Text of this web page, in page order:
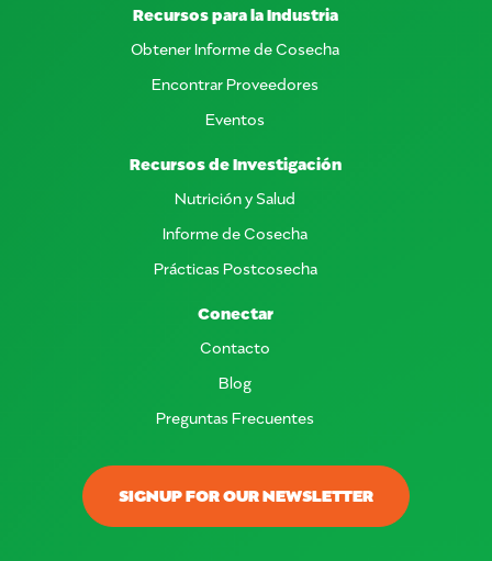
SIGNUP FOR OUR NEWSLETTER
Recursos para la Industria
Obtener Informe de Cosecha
Encontrar Proveedores
Eventos
Recursos de Investigación
Nutrición y Salud
Informe de Cosecha
Prácticas Postcosecha
Conectar
Contacto
Blog
Preguntas Frecuentes